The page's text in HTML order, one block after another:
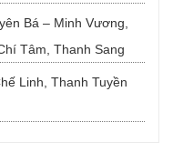
Bá – Minh Vương,
Tâm, Thanh Sang
Linh, Thanh Tuyền